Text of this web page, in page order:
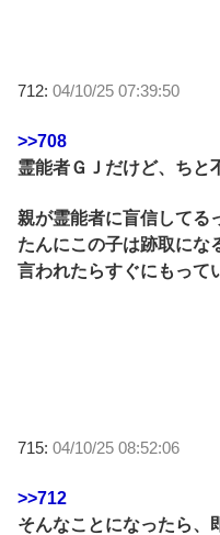
712: 04/10/25 07:39:50
>>708
霊能者ＧＪだけど、ちと
親が霊能者に盲信してる
たんにこの子は跡取にな
言われたらすぐにもって
715: 04/10/25 08:52:06
>>712
そんなことになったら、